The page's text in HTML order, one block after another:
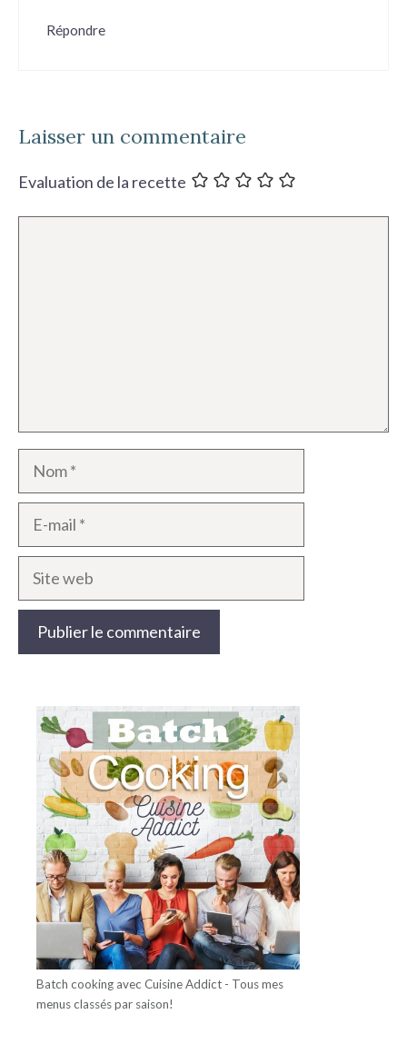
Répondre
Laisser un commentaire
Evaluation de la recette
Nom
mail
Site
web
Batch cooking avec Cuisine Addict - Tous mes
menus classés par saison!